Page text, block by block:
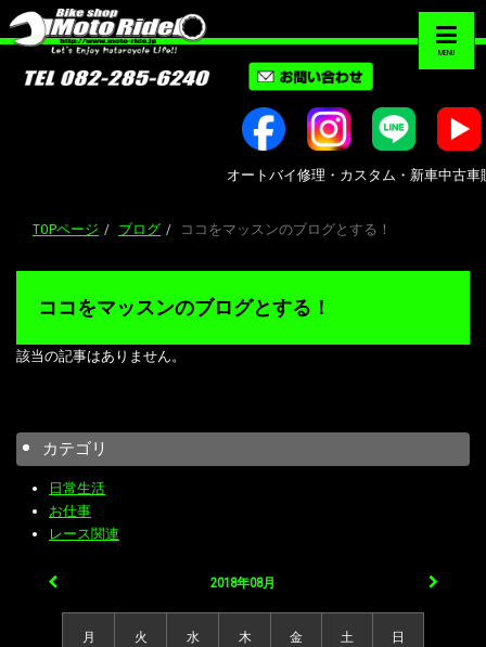
MENU
オートバイ修理・カスタム・新車中古車
TOPページ ブログ ココをマッスンのブログとする！
ココをマッスンのブログとする！
該当の記事はありません。
カテゴリ
日常生活
お仕事
レース関連
2018年08月
月 火 水 木 金 土 日